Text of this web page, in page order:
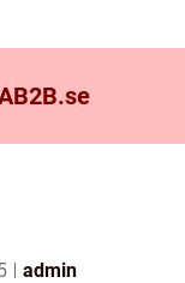
se
admin